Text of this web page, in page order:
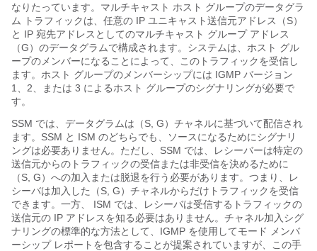
なりたっています。マルチキャスト ホスト グループのデータグラ
ム トラフィックは、任意の IP ユニキャスト送信元アドレス（S）
と IP 宛先アドレスとしてのマルチキャスト グループ アドレス
（G）のデータグラムで構成されます。システムは、ホスト グル
ープのメンバーになることによって、このトラフィックを受信し
ます。ホスト グループのメンバーシップには IGMP バージョン
1、2、または 3 によるホスト グループのシグナリングが必要で
す。
SSM では、データグラムは（S, G）チャネルに基づいて配信され
ます。SSM と ISM のどちらでも、ソースになるためにシグナリ
ングは必要ありません。ただし、SSM では、レシーバーは特定の
送信元からのトラフィックの受信または非受信を決めるために
（S, G）への加入または脱退を行う必要があります。つまり、レ
シーバは加入した（S, G）チャネルからだけトラフィックを受信
できます。一方、 ISM では、レシーバは受信するトラフィックの
送信元の IP アドレスを知る必要はありません。チャネル加入シグ
ナリングの標準的な方法として、IGMP を使用してモード メンバ
ーシップ レポートを包含することが提案されていますが、この手